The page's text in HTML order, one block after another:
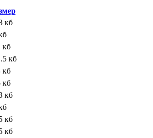
кб
кб
кб
кб
кб
кб
кб
кб